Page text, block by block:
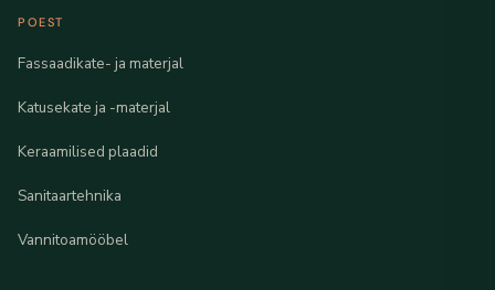
POEST
Fassaadikate- ja materjal
Katusekate ja -materjal
Keraamilised plaadid
Sanitaartehnika
Vannitoamööbel